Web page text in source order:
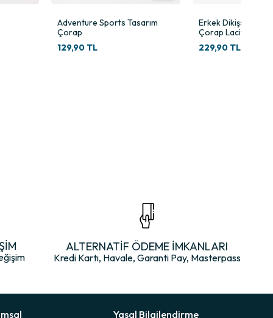
Adventure Sports Tasarım
Çorap
129,90 TL
Erkek Dikişsiz 2'li
Çorap Lacivert Gri
229,90 TL
ALTERNATİF ÖDEME İMKANLARI
Kredi Kartı, Havale, Garanti Pay, Masterpass
Yasal Bilgilendirme